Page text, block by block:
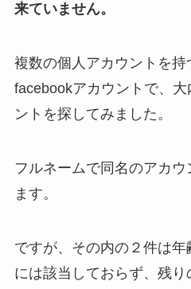
来ていません。
複数の個人アカウントを持
facebookアカウントで、
ントを探してみました。
フルネームで同名のアカ
ます。
ですが、その内の２件は
には該当しておらず、残